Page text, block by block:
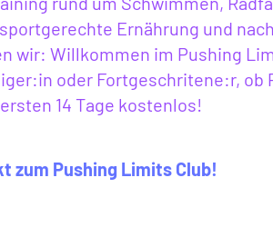
Ernährung und
wir: Willkommen im Pushing
oder Fortgeschritene:r,
14 Tage kostenlos!
zum Pushing Limits Club!